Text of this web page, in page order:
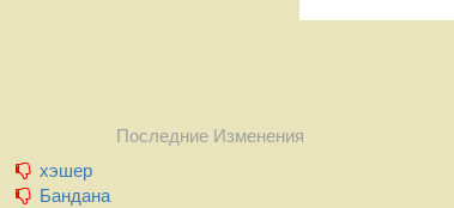
Последние Изменения
хэшер
Бандана